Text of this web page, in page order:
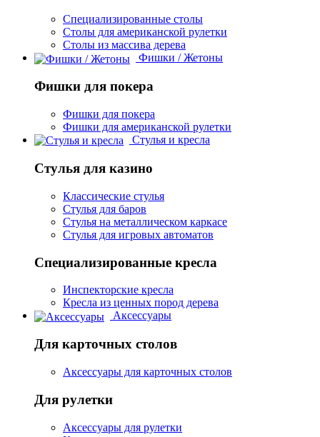
Специализированные столы
Столы для американской рулетки
Столы из массива дерева
Фишки / Жетоны
Фишки для покера
Фишки для покера
Фишки для американской рулетки
Стулья и кресла
Стулья для казино
Классические стулья
Стулья для баров
Стулья на металлическом каркасе
Стулья для игровых автоматов
Специализированные кресла
Инспекторские кресла
Кресла из ценных пород дерева
Аксессуары
Для карточных столов
Аксессуары для карточных столов
Для рулетки
Аксессуары для рулетки